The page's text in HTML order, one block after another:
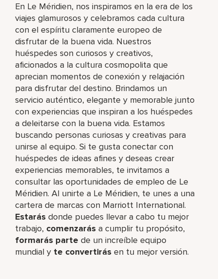
En Le Méridien, nos inspiramos en la era de los
viajes glamurosos y celebramos cada cultura
con el espíritu claramente europeo de
disfrutar de la buena vida. Nuestros
huéspedes son curiosos y creativos,
aficionados a la cultura cosmopolita que
aprecian momentos de conexión y relajación
para disfrutar del destino. Brindamos un
servicio auténtico, elegante y memorable junto
con experiencias que inspiran a los huéspedes
a deleitarse con la buena vida. Estamos
buscando personas curiosas y creativas para
unirse al equipo. Si te gusta conectar con
huéspedes de ideas afines y deseas crear
experiencias memorables, te invitamos a
consultar las oportunidades de empleo de Le
Méridien. Al unirte a Le Méridien, te unes a una
cartera de marcas con Marriott International.
Estarás donde puedes llevar a cabo tu mejor
trabajo,​ comenzarás a cumplir tu propósito,
formarás parte de un increíble​ equipo
mundial y te convertirás en tu mejor versión.